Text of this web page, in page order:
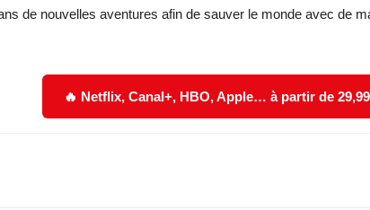
de nouvelles aventures afin de sauver le monde avec de
🔥 Netflix, Canal+, HBO, Apple… à partir de